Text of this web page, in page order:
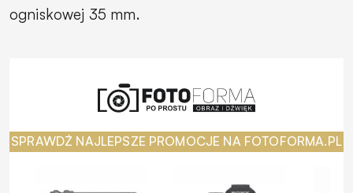
ogniskowej 35 mm.
SPRAWDŹ NAJLEPSZE PROMOCJE NA FOTOFORMA.PL